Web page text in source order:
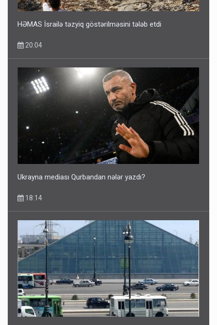
HƏMAS İsrailə təzyiq göstərilməsini tələb etdi
20:04
Ukrayna mediası Qurbandan nələr yazdı?
18:14